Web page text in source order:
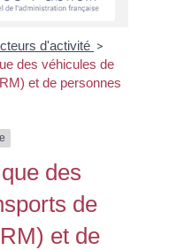
d'activité >
des véhicules de
et de personnes
des
de
et de